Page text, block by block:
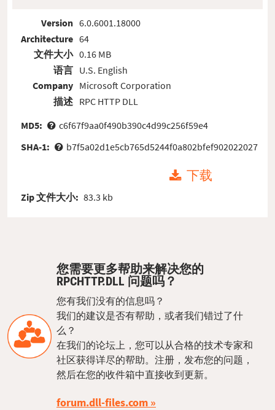
Version
Architecture
文件大小
语言
Company
描述
6.0.6001.18000
64
0.16 MB
U.S. English
Microsoft Corporation
RPC HTTP DLL
MD5:
c6f67f9aa0f490b390c4d99c256f59e4
SHA-1:
b7f5a02d1e5cb765d5244f0a802bfef902022027
下载
Zip 文件大小: 83.3 kb
您需要更多帮助来解决您的
RPCHTTP.DLL 问题吗？
您有我们没有的信息吗？
我们的建议是否有帮助，或者我们错过了什
么？
在我们的论坛上，您可以从合格的技术专家和
社区获得详尽的帮助。注册，发布您的问题，
然后在您的收件箱中直接收到更新。
forum.dll-files.com